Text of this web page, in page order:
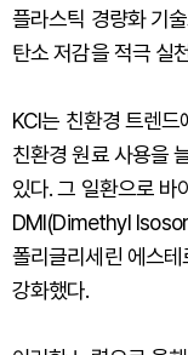
플라스틱 경량화 기
탄소 저감을 적극 실
KCI는 친환경 트렌
친환경 원료 사용을
있다. 그 일환으로 바
DMI(Dimethyl
폴리글리세린 에스
강화했다.